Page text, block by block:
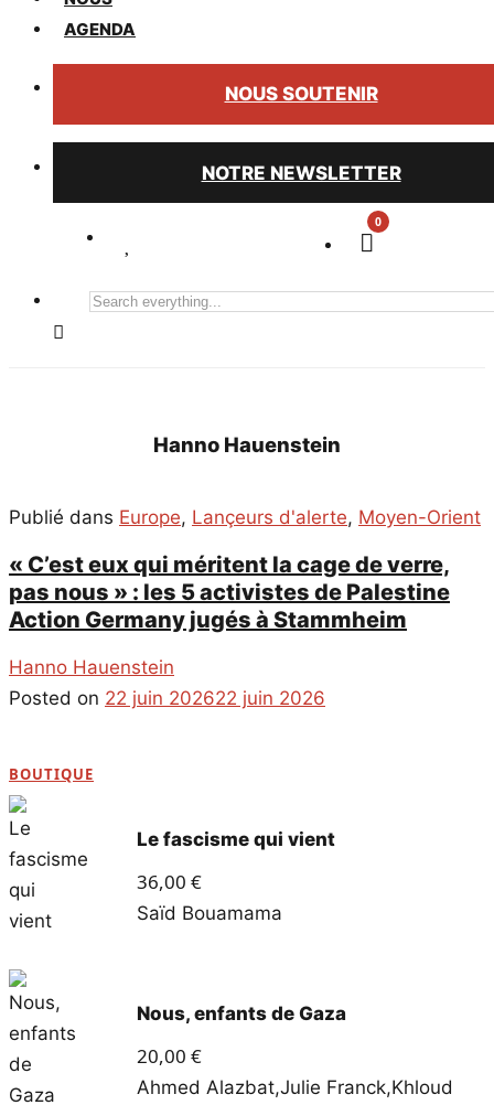
AGENDA
NOUS SOUTENIR
NOTRE NEWSLETTER
0
Search
Hanno Hauenstein
Publié dans Europe, Lançeurs d'alerte, Moyen-Orient
« C’est eux qui méritent la cage de verre,
pas nous » : les 5 activistes de Palestine
Action Germany jugés à Stammheim
Hanno Hauenstein
Posted on 22 juin 202622 juin 2026
BOUTIQUE
Le fascisme qui vient
36,00 €
Saïd Bouamama
Nous, enfants de Gaza
20,00 €
Ahmed Alazbat,Julie Franck,Khloud